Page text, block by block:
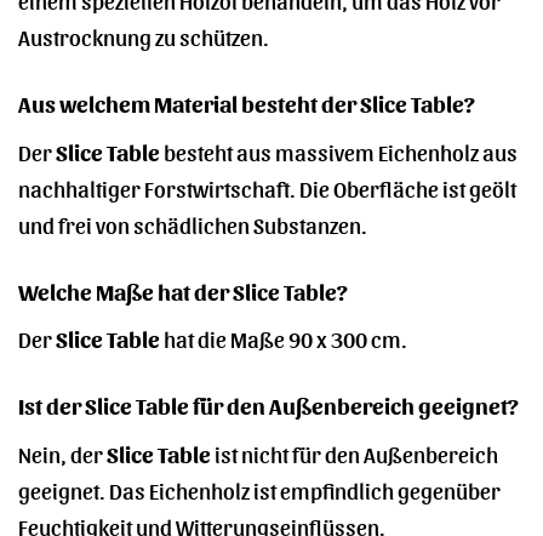
Austrocknung zu schützen.
Aus welchem Material besteht der Slice Table?
DerSlice Tablebesteht aus massivem Eichenholz aus
nachhaltiger Forstwirtschaft. Die Oberfläche ist geölt
und frei von schädlichen Substanzen.
Welche Maße hat der Slice Table?
DerSlice Tablehat die Maße 90 x 300 cm.
Ist der Slice Table für den Außenbereich geeignet?
Nein, derSlice Tableist nicht für den Außenbereich
geeignet. Das Eichenholz ist empfindlich gegenüber
Feuchtigkeit und Witterungseinflüssen.